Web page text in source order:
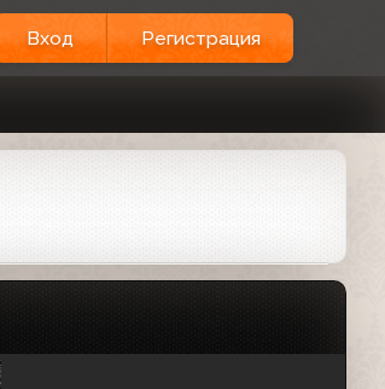
Вход Регистрация
Анонс программы "Личный вклад"
Анонс сериала "Клиент всегда мёртв"